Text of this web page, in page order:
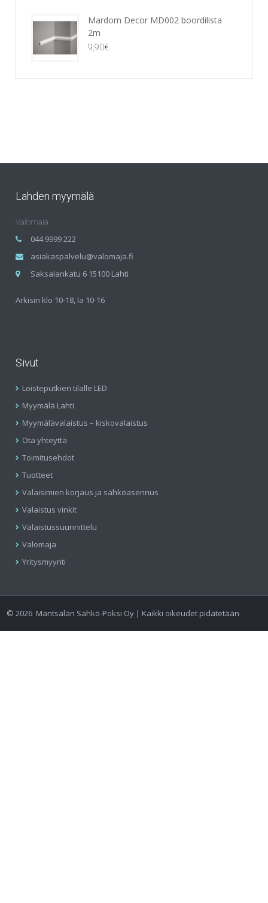
Mardom Decor MD002 boordilista
2m
9,90€
Lahden myymälä
Valomaja
044 9999 222
asiakaspalvelu@valomaja.fi
Saksalankatu 6 15100 Lahti
Arkisin klo 10-18, la 10-16
Sivut
Loisteputkien tilalle LED
Myymälä Lahti
Myymälävalaistus – kiskovalaistus
Ota yhteyttä
Toimitusehdot
Tuotteet
Valaisimien korjaus ja sähköasennus
Valaistus vinkit
Valaistussuunnittelu
Valomaja
Yritysmyynti
©2026 Mäntsälän Sähkö-Poksi Oy | Kaikki oikeudet pidätetään